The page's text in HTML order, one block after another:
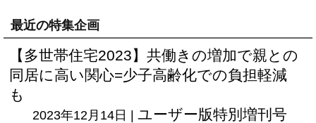
最近の特集企画
【多世帯住宅2023】共働きの増加で親との
同居に高い関心=少子高齢化での負担軽減
も
2023年12月14日 | ユーザー版特別増刊号